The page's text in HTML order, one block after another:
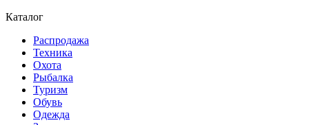
Каталог
Распродажа
Техника
Охота
Рыбалка
Туризм
Обувь
Одежда